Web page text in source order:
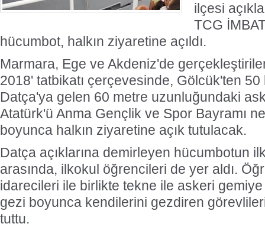
ilçesi
TCG
hücumbot, halkın ziyaretine açıldı.
Marmara, Ege ve Akdeniz'de
2018' tatbikatı çerçevesinde, Gölcük'ten 50
Datça'ya gelen 60 metre uzunluğundaki
Atatürk'ü Anma Gençlik ve Spor Bayramı
boyunca halkın ziyaretine açık tutulacak.
Datça açıklarına demirleyen hücumbotun
arasında, ilkokul öğrencileri de yer aldı.
idarecileri ile birlikte tekne ile askeri
gezi boyunca kendilerini gezdiren
tuttu.